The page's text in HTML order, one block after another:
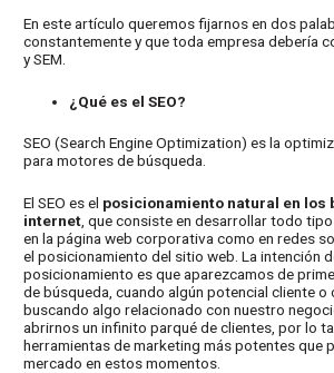
En este artículo queremos fijarnos en dos
constantemente y que toda empresa debería
y SEM.
¿Qué es el SEO?
SEO (Search Engine Optimization) es la
para motores de búsqueda.
El SEO es el posicionamiento natural en los
internet , que consiste en desarrollar todo
en la página web corporativa como en redes
el posicionamiento del sitio web. La intención
posicionamiento es que aparezcamos de
de búsqueda, cuando algún potencial cliente o
buscando algo relacionado con nuestro
abrirnos un infinito parqué de clientes, por lo
herramientas de marketing más potentes que
mercado en estos momentos.